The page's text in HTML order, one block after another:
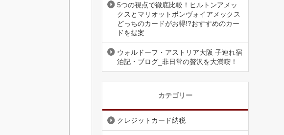
5つの視点で徹底比較！ヒルトンアメッ
クスとマリオットボンヴォイアメックス
どっちのカードがお得!?おすすめのカー
ドを提案
ウォルドーフ・アストリア大阪 子連れ宿
泊記・ブログ_非日常の贅沢を大満喫！
カテゴリー
クレジットカード納税